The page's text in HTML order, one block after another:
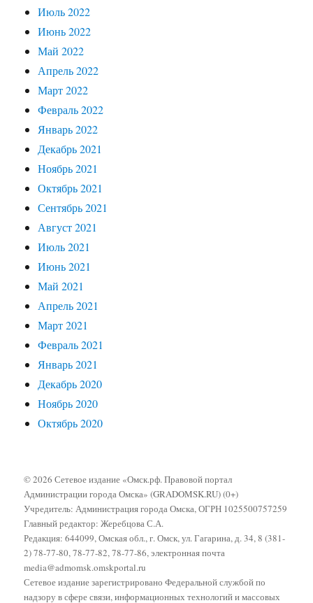
Июль 2022
Июнь 2022
Май 2022
Апрель 2022
Март 2022
Февраль 2022
Январь 2022
Декабрь 2021
Ноябрь 2021
Октябрь 2021
Сентябрь 2021
Август 2021
Июль 2021
Июнь 2021
Май 2021
Апрель 2021
Март 2021
Февраль 2021
Январь 2021
Декабрь 2020
Ноябрь 2020
Октябрь 2020
© 2026 Сетевое издание «Омск.рф. Правовой портал
Администрации города Омска» (GRADOMSK.RU) (0+)
Учредитель: Администрация города Омска, ОГРН 1025500757259
Главный редактор: Жеребцова С.А.
Редакция: 644099, Омская обл., г. Омск, ул. Гагарина, д. 34, 8 (381-
2) 78-77-80, 78-77-82, 78-77-86, электронная почта
media@admomsk.omskportal.ru
Сетевое издание зарегистрировано Федеральной службой по
надзору в сфере связи, информационных технологий и массовых